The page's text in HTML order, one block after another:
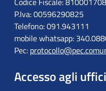
P.Iva: 00596290825
Telefono: 091.943111
mobile whatsapp:
Pec:
Accesso agli uffici